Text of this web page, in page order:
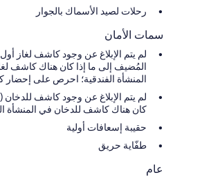
رحلات لصيد الأسماك بالجوار
سمات الأمان
لم يتم الإبلاغ عن وجود كاشف لغاز
المُضيف إلى ما إذا كان هناك كاشف
المنشأة الفندقية؛ احرص على
لم يتم الإبلاغ عن وجود كاشف
كان هناك كاشف للدخان في المنشأة
حقيبة إسعافات أولية
طفّاية حريق
عام